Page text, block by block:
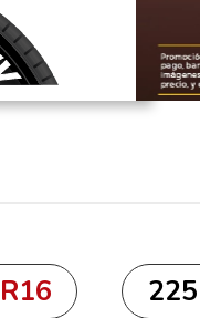
R16